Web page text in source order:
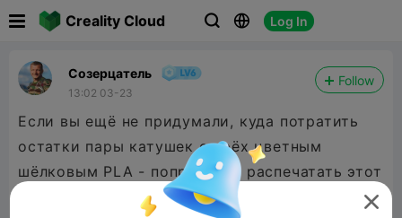
Creality Cloud   Log In
Созерцатель
13:02 03-23
Follow
Если вы ещё не придумали, куда потратить
остатки пары катушек с трёх цветным
шёлковым PLA - попробуйте распечатать этот
